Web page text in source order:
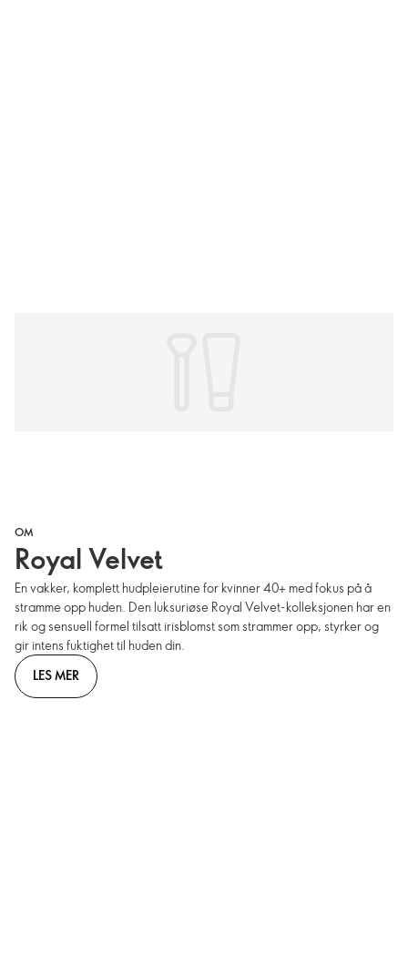
OM
Royal Velvet
En vakker, komplett hudpleierutine for kvinner 40+ med fokus på å
stramme opp huden. Den luksuriøse Royal Velvet-kolleksjonen har en
rik og sensuell formel tilsatt irisblomst som strammer opp, styrker og
gir intens fuktighet til huden din.
LES MER